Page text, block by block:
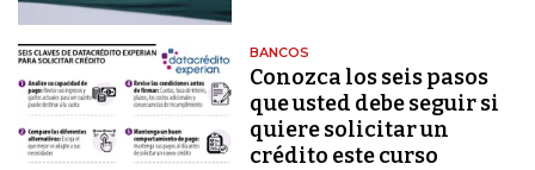
BANCOS
Conozca los seis pasos
que usted debe seguir si
quiere solicitar un
crédito este curso